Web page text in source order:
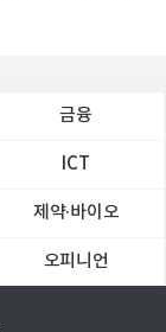
금융
ICT
제약∙바이오
오피니언